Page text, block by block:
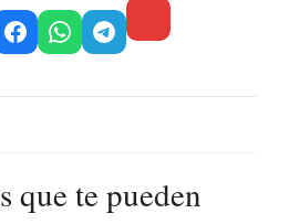
que te pueden